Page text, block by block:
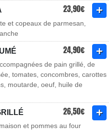
23,90€
et copeaux de parmesan,
24,90€
de pain grillé, de
tomates, concombres, carottes
moutarde, oeuf, huile de
26,50€
et pommes au four